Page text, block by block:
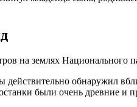
на землях Национального
действительно обнаружил
были очень древние